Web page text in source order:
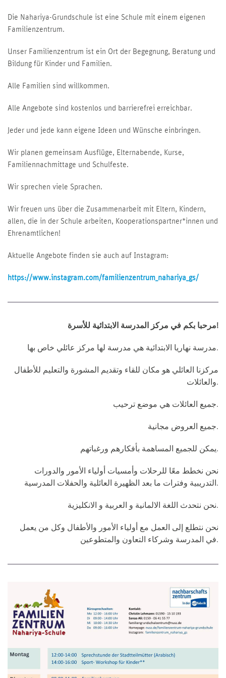
Die Nahariya-Grundschule ist eine Schule mit einem eigenen
Familienzentrum.
Unser Familienzentrum ist ein Ort der Begegnung, Beratung und
Bildung für Kinder und Familien.
Alle Familien sind willkommen.
Alle Angebote sind kostenlos und barrierefrei erreichbar.
Jeder und jede kann eigene Ideen und Wünsche einbringen.
Wir planen gemeinsam Ausflüge, Elternabende, Kurse,
Familiennachmittage und Schulfeste.
Wir sprechen viele Sprachen.
Wir freuen uns über die Zusammenarbeit mit Eltern, Kindern,
allen, die in der Schule arbeiten, Kooperationspartner*innen und
Ehrenamtlichen!
Aktuelle Angebote finden sie auch auf Instagram:
https://www.instagram.com/familienzentrum_nahariya_gs/
مرحبا بكم في مركز المدرسة الابتدائية للأسرة!
مدرسة نهاريا الابتدائية هي مدرسة لها مركز عائلي خاص بها.
مركزنا العائلي هو مكان للقاء وتقديم المشورة والتعليم للأطفال
والعائلات.
جميع العائلات هي موضع ترحيب.
جميع العروض مجانية.
يمكن للجميع المساهمة بأفكارهم ورغباتهم.
نحن نخطط معًا للرحلات وأمسيات أولياء الأمور والدورات
التدريبية وفترات ما بعد الظهيرة العائلية والحفلات المدرسية.
نحن نتحدث اللغة الالمانية و العربية و الانكليزية.
نحن نتطلع إلى العمل مع أولياء الأمور والأطفال وكل من يعمل
في المدرسة وشركاء التعاون والمتطوعين.